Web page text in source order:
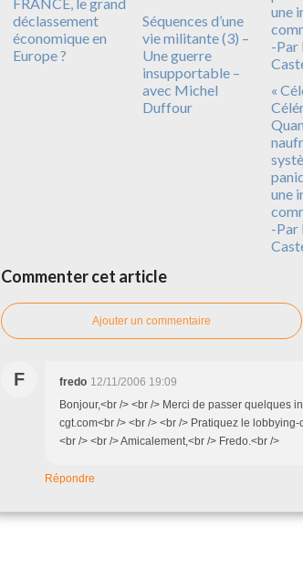
déclassement
économique en
Europe ?
Séquences d’une
vie militante (3) –
Une guerre
insupportable –
avec Michel
Duffour
«
une
-Par
Commenter cet article
Ajouter un commentaire
F fredo 12/11/2006 19:09
Bonjour,<br /> <br /> Merci de passer quelques
cgt.com<br /> <br /> <br /> Pratiquez le
<br /> <br /> Amicalement,<br /> Fredo.<br />
Répondre